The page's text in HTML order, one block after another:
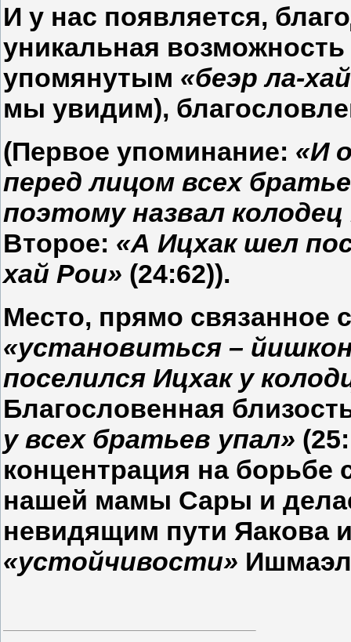
И у нас появляется,
уникальная
упомянутым «беэр ла-
мы увидим),
(Первое упоминание: «И
перед лицом всех
поэтому назвал
Второе: «А Ицхак шел
хай Рои» (24:62)).
Место, прямо связанное
«установиться –
поселился Ицхак у
Благословенная
у всех братьев упал»
концентрация на
нашей мамы Сары и
невидящим пути Яакова
«устойчивости»